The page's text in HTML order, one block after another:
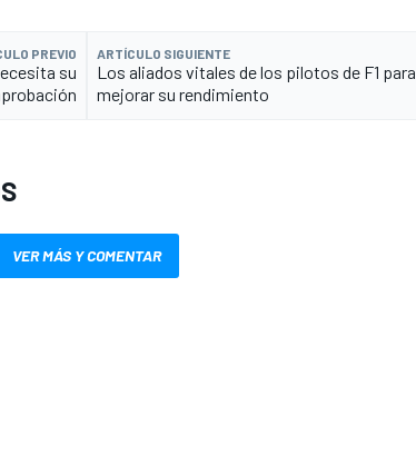
PREVIO
su
ARTÍCULO SIGUIENTE
Los aliados vitales de los pilotos de F1 para
mejorar su rendimiento
VER MÁS Y COMENTAR